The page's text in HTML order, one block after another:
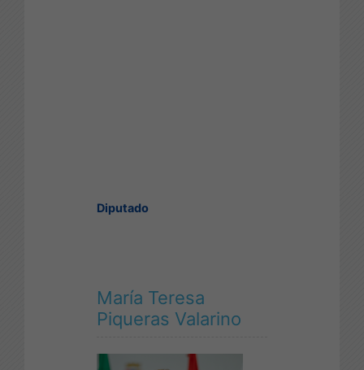
Diputado
María Teresa
Piqueras Valarino